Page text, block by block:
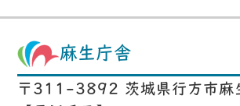
麻生庁舎
〒311-3892 茨城県行方市